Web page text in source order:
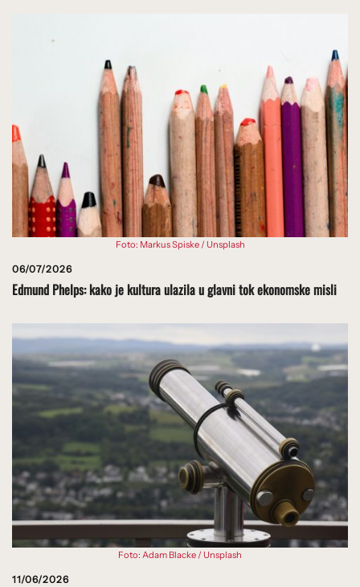
Foto: Markus Spiske / Unsplash
06/07/2026
Edmund Phelps: kako je kultura ulazila u glavni tok ekonomske misli
Foto: Adam Blacke / Unsplash
11/06/2026